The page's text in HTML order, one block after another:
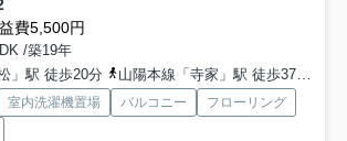
費5,500円
/築19年
」駅 徒歩20分
山陽本線「寺家」駅 徒歩37分
室内洗濯機置場 バルコニー
フローリング